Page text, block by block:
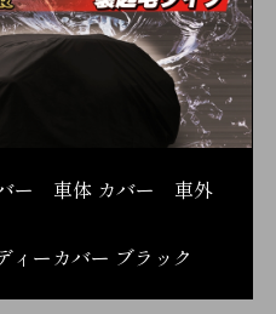
ー 車体 カバー 車外
ィーカバー ブラック